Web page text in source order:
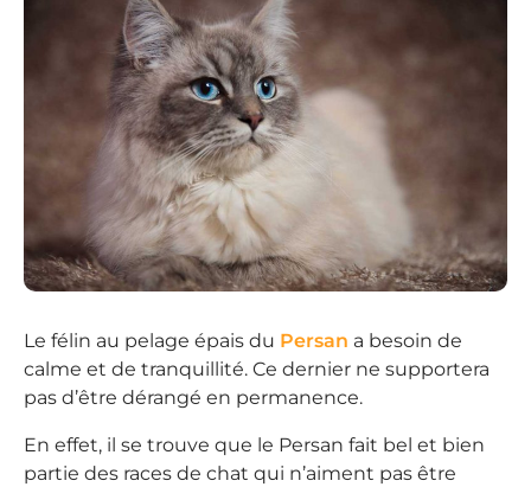
Le félin au pelage épais du Persan a besoin de
calme et de tranquillité. Ce dernier ne supportera
pas d’être dérangé en permanence.
En effet, il se trouve que le Persan fait bel et bien
partie des races de chat qui n’aiment pas être